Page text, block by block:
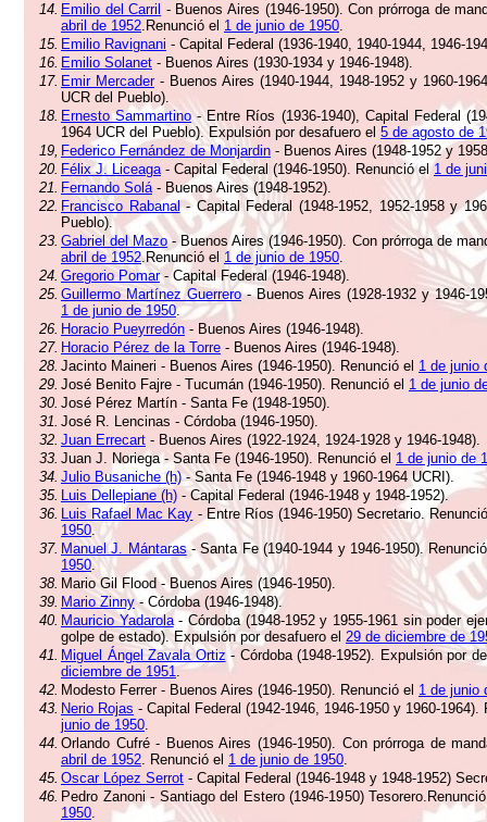
14. Emilio del Carril - Buenos Aires (1946-1950). Con prórroga de
abril de 1952.Renunció el 1 de junio de 1950.
15. Emilio Ravignani - Capital Federal (1936-1940, 1940-1944, 1946-
16. Emilio Solanet - Buenos Aires (1930-1934 y 1946-1948).
17. Emir Mercader- Buenos Aires (1940-1944, 1948-1952 y 1960-
UCR del Pueblo).
18. Ernesto Sammartino- Entre Ríos (1936-1940), Capital Federal
1964 UCR del Pueblo). Expulsión por desafuero el 5 de agosto de
19, Federico Fernández de Monjardin - Buenos Aires (1948-1952 y
20. Félix J. Liceaga- Capital Federal (1946-1950). Renunció el 1 de
21. Fernando Solá- Buenos Aires (1948-1952).
22. Francisco Rabanal- Capital Federal (1948-1952, 1952-1958 y
Pueblo).
23. Gabriel del Mazo- Buenos Aires (1946-1950). Con prórroga de
abril de 1952.Renunció el 1 de junio de 1950.
24. Gregorio Pomar- Capital Federal (1946-1948).
25. Guillermo Martínez Guerrero- Buenos Aires (1928-1932 y 1946-
1 de junio de 1950.
26. Horacio Pueyrredón - Buenos Aires (1946-1948).
27. Horacio Pérez de la Torre - Buenos Aires (1946-1948).
28. Jacinto Maineri - Buenos Aires (1946-1950). Renunció el 1 de junio
29. José Benito Fajre - Tucumán (1946-1950). Renunció el 1 de junio
30. José Pérez Martín - Santa Fe (1948-1950).
31. José R. Lencinas - Córdoba (1946-1950).
32. Juan Errecart - Buenos Aires (1922-1924, 1924-1928 y 1946-1948).
33. Juan J. Noriega - Santa Fe (1946-1950). Renunció el 1 de junio de
34. Julio Busaniche (h)- Santa Fe (1946-1948 y 1960-1964 UCRI).
35. Luis Dellepiane (h) - Capital Federal (1946-1948 y 1948-1952).
36. Luis Rafael Mac Kay - Entre Ríos (1946-1950) Secretario.
1950.
37. Manuel J. Mántaras- Santa Fe (1940-1944 y 1946-1950).
1950.
38. Mario Gil Flood - Buenos Aires (1946-1950).
39. Mario Zinny- Córdoba (1946-1948).
40. Mauricio Yadarola- Córdoba (1948-1952 y 1955-1961 sin poder
golpe de estado). Expulsión por desafuero el 29 de diciembre de
41. Miguel Ángel Zavala Ortiz - Córdoba (1948-1952). Expulsión por
diciembre de 1951.
42. Modesto Ferrer - Buenos Aires (1946-1950). Renunció el 1 de junio
43. Nerio Rojas - Capital Federal (1942-1946, 1946-1950 y 1960-
junio de 1950.
44. Orlando Cufré - Buenos Aires (1946-1950). Con prórroga de
abril de 1952. Renunció el 1 de junio de 1950.
45. Oscar López Serrot - Capital Federal (1946-1948 y 1948-1952)
46. Pedro Zanoni - Santiago del Estero (1946-1950)
1950.